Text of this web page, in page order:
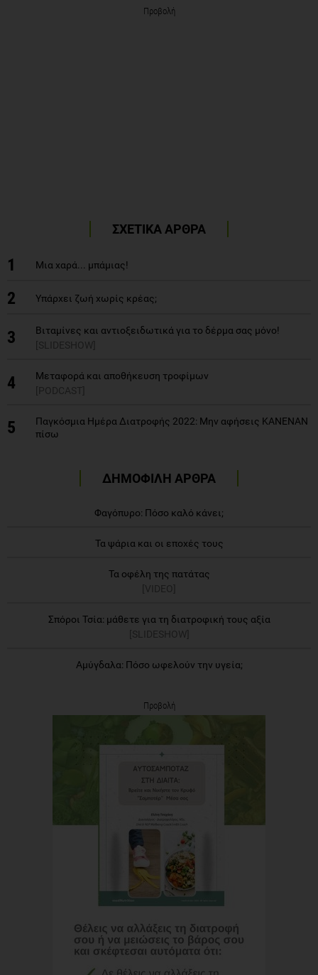
Προβολή
ΣΧΕΤΙΚΑ ΑΡΘΡΑ
1 Μια χαρά... μπάμιας!
2 Υπάρχει ζωή χωρίς κρέας;
3
Βιταμίνες και αντιοξειδωτικά για το δέρμα σας μόνο!
[SLIDESHOW]
4
Μεταφορά και αποθήκευση τροφίμων
[PODCAST]
5
Παγκόσμια Ημέρα Διατροφής 2022: Μην αφήσεις ΚΑΝΕΝΑΝ
πίσω
ΔΗΜΟΦΙΛΗ ΑΡΘΡΑ
Φαγόπυρο: Πόσο καλό κάνει;
Τα ψάρια και οι εποχές τους
Τα οφέλη της πατάτας
[VIDEO]
Σπόροι Τσία: μάθετε για τη διατροφική τους αξία
[SLIDESHOW]
Αμύγδαλα: Πόσο ωφελούν την υγεία;
Προβολή